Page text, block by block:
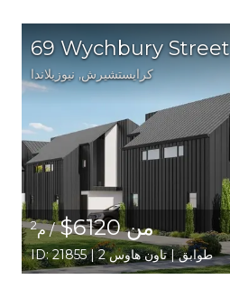
69 Wychbury Street
كرايستشيرش, نيوزيلاندا
من 6120$ / م2
ID: 21855 | 2 طوابق | تاون هاوس